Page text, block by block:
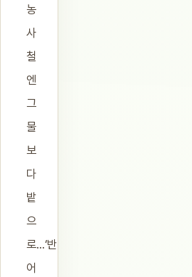
농
사
철
엔
그
물
보
다
밭
으
로…‘반
어